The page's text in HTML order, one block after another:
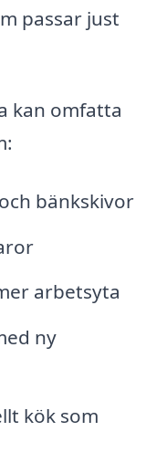
passar just
kan omfatta
bänkskivor
arbetsyta
ny
kök som